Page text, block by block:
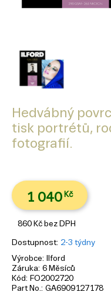
Hedvábný
tisk portrétů,
fotografií.
1 040 Kč
860 Kč bez DPH
Dostupnost 2-3 týdny
Výrobce
Ilford
Záruka 6 Měsíců
Kód
FO2002720
Part No. GA6909127178